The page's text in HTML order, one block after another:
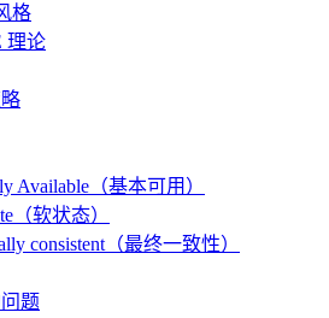
格
理论
Available（基本可用）
（软状态）
consistent（最终一致性）
题